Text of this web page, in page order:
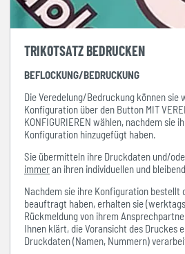
TRIKOTSATZ BEDRUCKEN
BEFLOCKUNG/BEDRUCKUNG
Die Veredelung/Bedruckung können sie
Konfiguration über den Button MIT
KONFIGURIEREN wählen, nachdem sie
Konfiguration hinzugefügt haben.
Sie übermitteln ihre Druckdaten und/
immeran ihren individuellen und
Nachdem sie ihre Konfiguration bestellt
beauftragt haben, erhalten sie
Rückmeldung von ihrem
Ihnen klärt, die Voransicht des Druckes
Druckdaten (Namen, Nummern)